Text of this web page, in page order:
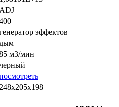
ADJ
эффектов
дым
м3/мин
248x205x198